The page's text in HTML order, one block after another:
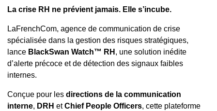
La crise RH ne prévient jamais. Elle s’incube.
LaFrenchCom, agence de communication de crise
spécialisée dans la gestion des risques stratégiques,
lance BlackSwan Watch™ RH , une solution inédite
d’alerte précoce et de détection des signaux faibles
internes.
Conçue pour les directions de la communication
interne, DRH etChief People Officers, cette plateforme